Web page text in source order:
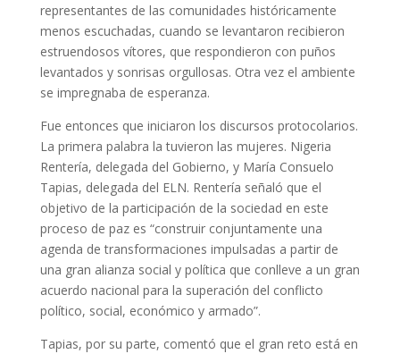
representantes de las comunidades históricamente
menos escuchadas, cuando se levantaron recibieron
estruendosos vítores, que respondieron con puños
levantados y sonrisas orgullosas. Otra vez el ambiente
se impregnaba de esperanza.
Fue entonces que iniciaron los discursos protocolarios.
La primera palabra la tuvieron las mujeres. Nigeria
Rentería, delegada del Gobierno, y María Consuelo
Tapias, delegada del ELN. Rentería señaló que el
objetivo de la participación de la sociedad en este
proceso de paz es “construir conjuntamente una
agenda de transformaciones impulsadas a partir de
una gran alianza social y política que conlleve a un gran
acuerdo nacional para la superación del conflicto
político, social, económico y armado”.
Tapias, por su parte, comentó que el gran reto está en